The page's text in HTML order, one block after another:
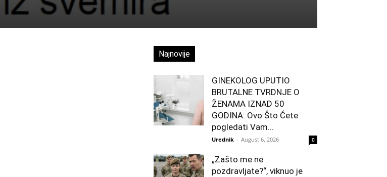
Najnovije
GINEKOLOG UPUTIO
BRUTALNE TVRDNJE O
ŽENAMA IZNAD 50
GODINA: Ovo Što Ćete
pogledati Vam...
Urednik - August 6, 2026 0
„Zašto me ne
pozdravljate?“, viknuo je